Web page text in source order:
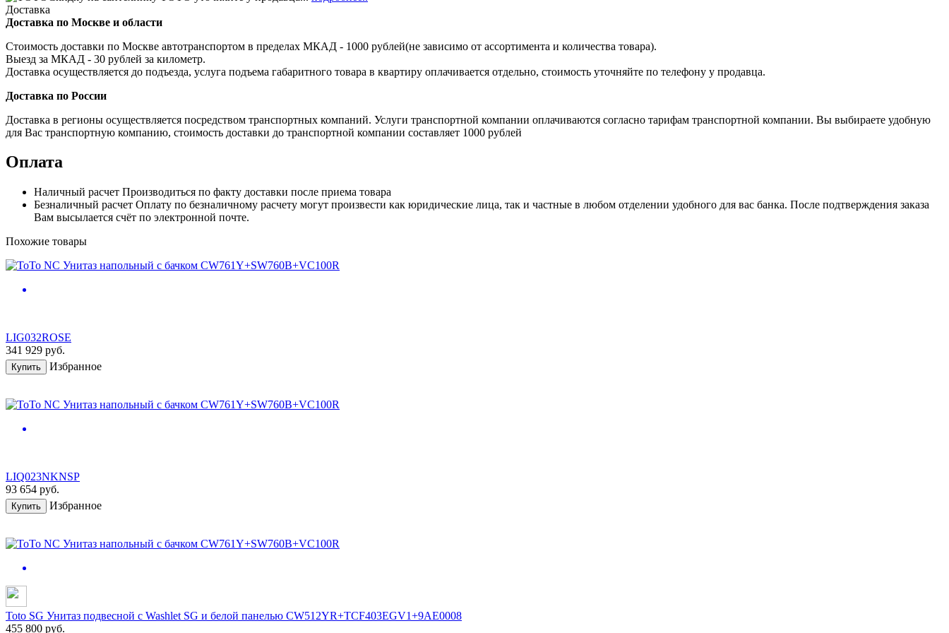
Доставка
Доставка по Москве и области
Стоимость доставки по Москве автотранспортом в пределах МКАД - 1000 рублей(не зависимо от ассортимента и количества товара).
Выезд за МКАД - 30 рублей за километр.
Доставка осуществляется до подъезда, услуга подъема габаритного товара в квартиру оплачивается отдельно, стоимость уточняйте по телефону у продавца.
Доставка по России
Доставка в регионы осуществляется посредством транспортных компаний. Услуги транспортной компании оплачиваются согласно тарифам транспортной компании. Вы выбираете удобную
для Вас транспортную компанию, стоимость доставки до транспортной компании составляет 1000 рублей
Оплата
Наличный расчет Производиться по факту доставки после приема товара
Безналичный расчет Оплату по безналичному расчету могут произвести как юридические лица, так и частные в любом отделении удобного для вас банка. После подтверждения заказа
Вам высылается счёт по электронной почте.
Похожие товары
LIG032ROSE
341 929 руб.
Купить Избранное
LIQ023NKNSP
93 654 руб.
Купить Избранное
Toto SG Унитаз подвесной c Washlet SG и белой панелью CW512YR+TCF403EGV1+9AE0008
455 800 руб.